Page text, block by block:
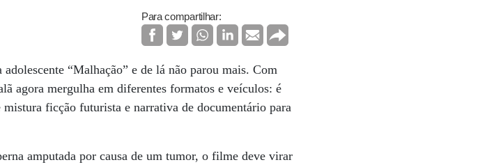
Para compartilhar:
“Malhação” e de lá não parou mais. Com
agora mergulha em diferentes formatos e veículos: é
ficção futurista e narrativa de documentário para
amputada por causa de um tumor, o filme deve virar